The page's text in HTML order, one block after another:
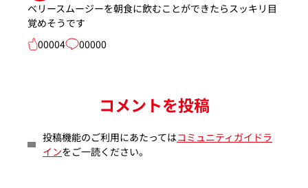
ベリースムージーを朝食に飲むことができたらスッキリ目
覚めそうです
00004
00000
コメントを投稿
投稿機能のご利用にあたってはコミュニティガイドラ
インをご一読ください。